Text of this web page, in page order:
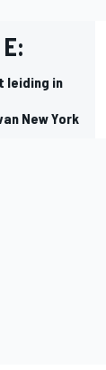
leiding in
New York